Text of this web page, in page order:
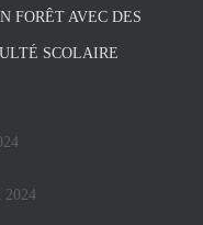
FORÊT AVEC DES
SCOLAIRE
2024